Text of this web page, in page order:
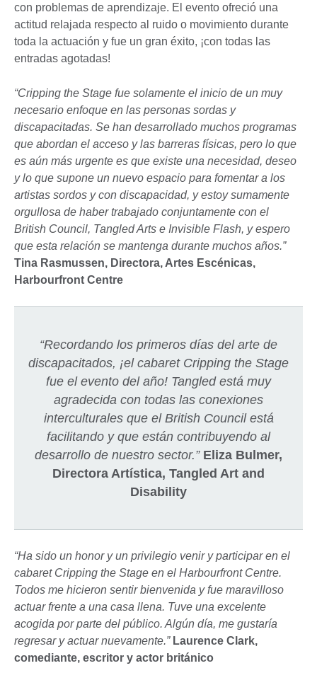
con problemas de aprendizaje. El evento ofreció una
actitud relajada respecto al ruido o movimiento durante
toda la actuación y fue un gran éxito, ¡con todas las
entradas agotadas!
“Cripping the Stage fue solamente el inicio de un muy
necesario enfoque en las personas sordas y
discapacitadas. Se han desarrollado muchos programas
que abordan el acceso y las barreras físicas, pero lo que
es aún más urgente es que existe una necesidad, deseo
y lo que supone un nuevo espacio para fomentar a los
artistas sordos y con discapacidad, y estoy sumamente
orgullosa de haber trabajado conjuntamente con el
British Council, Tangled Arts e Invisible Flash, y espero
que esta relación se mantenga durante muchos años.”
Tina Rasmussen, Directora, Artes Escénicas,
Harbourfront Centre
“Recordando los primeros días del arte de
discapacitados, ¡el cabaret Cripping the Stage
fue el evento del año! Tangled está muy
agradecida con todas las conexiones
interculturales que el British Council está
facilitando y que están contribuyendo al
desarrollo de nuestro sector.” Eliza Bulmer,
Directora Artística, Tangled Art and
Disability
“Ha sido un honor y un privilegio venir y participar en el
cabaret Cripping the Stage en el Harbourfront Centre.
Todos me hicieron sentir bienvenida y fue maravilloso
actuar frente a una casa llena. Tuve una excelente
acogida por parte del público. Algún día, me gustaría
regresar y actuar nuevamente.” Laurence Clark,
comediante, escritor y actor británico